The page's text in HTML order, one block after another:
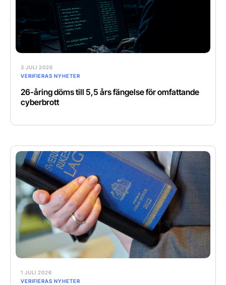
3 JULI 2026
VERIFIERAS NYHETER
26-åring döms till 5,5 års fängelse för omfattande
cyberbrott
1 JULI 2026
VERIFIERAS NYHETER